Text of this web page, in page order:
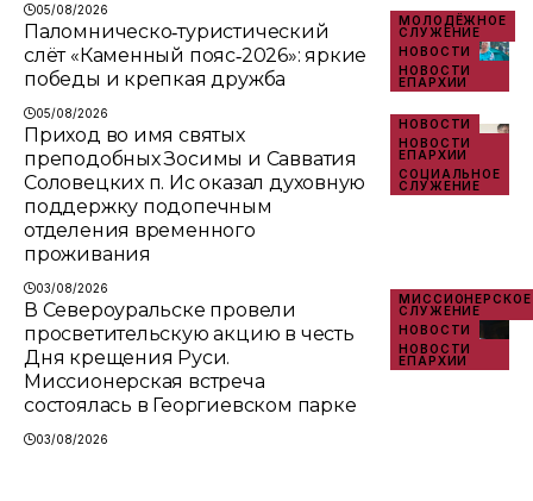
05/08/2026
МОЛОДЁЖНОЕ
СЛУЖЕНИЕ
НОВОСТИ
НОВОСТИ
ЕПАРХИИ
Паломническо‑туристический
слёт «Каменный пояс‑2026»: яркие
победы и крепкая дружба
05/08/2026
НОВОСТИ
НОВОСТИ
ЕПАРХИИ
СОЦИАЛЬНОЕ
СЛУЖЕНИЕ
Приход во имя святых
преподобных Зосимы и Савватия
Соловецких п. Ис оказал духовную
поддержку подопечным
отделения временного
проживания
03/08/2026
МИССИОНЕРСКОЕ
СЛУЖЕНИЕ
НОВОСТИ
НОВОСТИ
ЕПАРХИИ
В Североуральске провели
просветительскую акцию в честь
Дня крещения Руси.
Миссионерская встреча
состоялась в Георгиевском парке
03/08/2026